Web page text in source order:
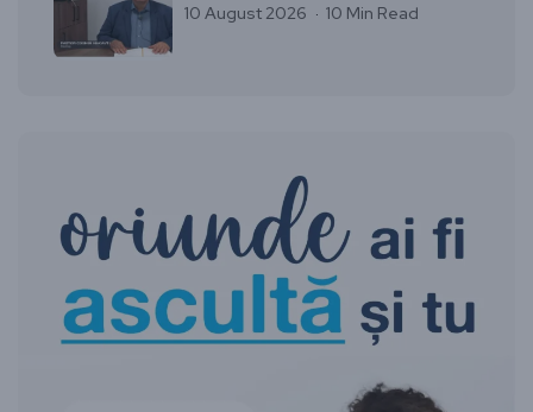
10 August 2026 10 Min Read